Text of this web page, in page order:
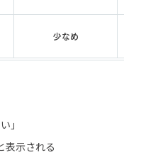
少なめ
」
表示される